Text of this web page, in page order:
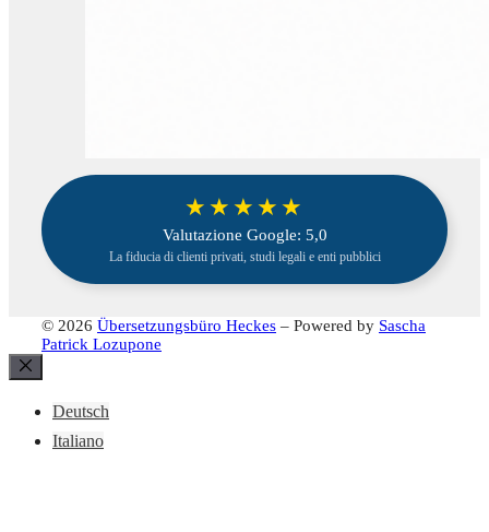
★★★★★
Valutazione Google: 5,0
La fiducia di clienti privati, studi legali e enti pubblici
© 2026 Übersetzungsbüro Heckes – Powered by Sascha
Patrick Lozupone
Chiudi
Deutsch
Italiano